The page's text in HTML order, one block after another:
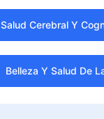
Salud Cerebral Y
Belleza Y Salud De